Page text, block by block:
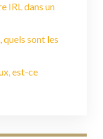
IRL dans un
quels sont les
est-ce